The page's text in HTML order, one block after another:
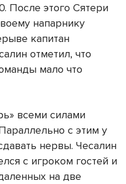
После этого Сятери
напарнику
капитан
отметил, что
мало что
всеми силами
с этим у
нервы. Чесалин
с игроком гостей и
на две